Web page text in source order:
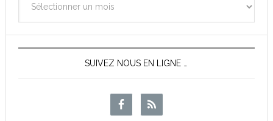
des
News
SUIVEZ NOUS EN LIGNE …